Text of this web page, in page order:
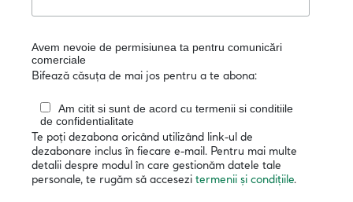
Avem nevoie de permisiunea ta pentru comunicări
comerciale
Bifează căsuța de mai jos pentru a te abona:
Am citit si sunt de acord cu termenii si conditiile
de confidentialitate
Te poți dezabona oricând utilizând link-ul de
dezabonare inclus în fiecare e-mail. Pentru mai multe
detalii despre modul în care gestionăm datele tale
personale, te rugăm să accesezi termenii și condițiile.